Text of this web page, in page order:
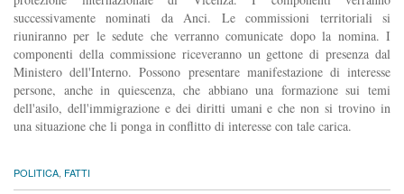
successivamente nominati da Anci. Le commissioni territoriali si
riuniranno per le sedute che verranno comunicate dopo la nomina. I
componenti della commissione riceveranno un gettone di presenza dal
Ministero dell'Interno. Possono presentare manifestazione di interesse
persone, anche in quiescenza, che abbiano una formazione sui temi
dell'asilo, dell'immigrazione e dei diritti umani e che non si trovino in
una situazione che li ponga in conflitto di interesse con tale carica.
POLITICA FATTI